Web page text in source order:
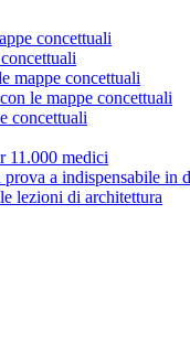
concettuali
mappe concettuali
le mappe concettuali
concettuali
11.000 medici
a indispensabile in
lezioni di architettura